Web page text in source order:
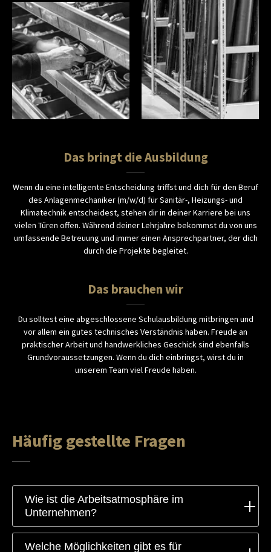
Das bringt die Ausbildung
Wenn du eine intelligente Entscheidung triffst und dich für den Beruf
des Anlagenmechaniker (m/w/d) für Sanitär-, Heizungs- und
Klimatechnik entscheidest, stehen dir in deiner Karriere bei uns
vielen Türen offen. Während deiner Lehrjahre bekommst du von uns
umfassende Betreuung und immer einen Ansprechpartner, der dich
durch die Projekte begleitet.
Das brauchen wir
Du solltest eine abgeschlossene Schulausbildung mitbringen und
vor allem ein gutes technisches Verständnis haben. Freude an
praktischer Arbeit und handwerkliches Geschick sind ebenfalls
Grundvoraussetzungen. Wenn du dich einbringst, wirst du in
unserem Team viel Freude haben.
Häufig gestellte Fragen
Wie ist die Arbeitsatmosphäre im
Unternehmen?
Welche Möglichkeiten gibt es für